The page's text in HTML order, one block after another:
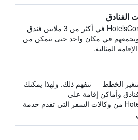
يبحث HotelsCombined في أكثر من 3 ملايين فندق
في مكان واحد حتى تتمكن من
المثالية.
الخطط — نتفهم ذلك. ولهذا يمكنك
وأماكن إقامة على
HotelsCombined من وكالات السفر التي تقدم خدمة